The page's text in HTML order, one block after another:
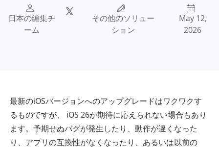
日本の編集チ
ーム
その他のソリュー
ション
May 12,
2026
最新のiOSバージョンへのアップグレードはワクワクす
るものですが、 iOS 26が期待に応えられない場合もあり
ます。予期せぬバグが発生したり、動作が遅くなった
り、アプリの互換性がなくなったり、あるいは以前の